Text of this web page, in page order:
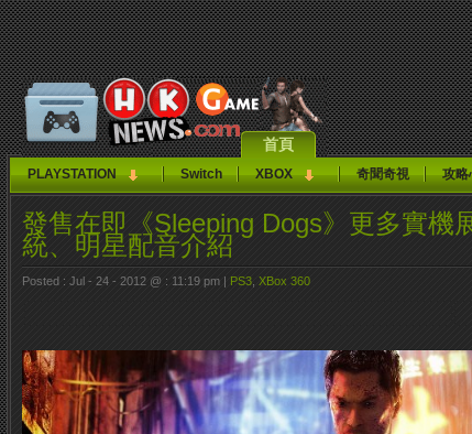
首頁
PLAYSTATION Switch XBOX 奇聞奇視 攻略
發售在即《Sleeping Dogs》更多實機
統、明星配音介紹
Posted : Jul - 24 - 2012 @ : 11:19 pm | PS3 XBox 360